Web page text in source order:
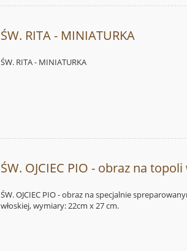
ŚW. RITA - MINIATURKA
ŚW. RITA - MINIATURKA
ŚW. OJCIEC PIO - obraz na topoli
ŚW. OJCIEC PIO - obraz na specjalnie
włoskiej, wymiary: 22cm x 27 cm.